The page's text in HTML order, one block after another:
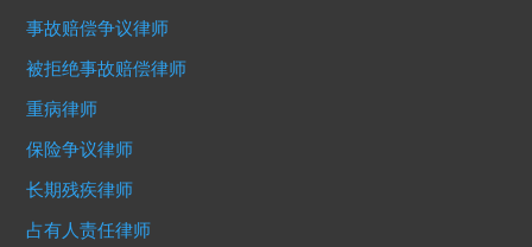
事故赔偿争议律师
被拒绝事故赔偿律师
重病律师
保险争议律师
长期残疾律师
占有人责任律师